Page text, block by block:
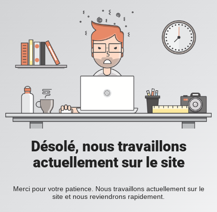
Désolé, nous travaillons
actuellement sur le site
Merci pour votre patience. Nous travaillons actuellement sur le
site et nous reviendrons rapidement.